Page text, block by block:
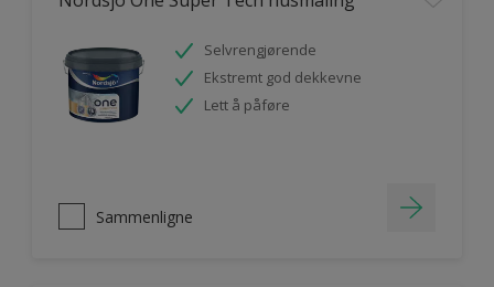
Selvrengjørende
Ekstremt god dekkevne
Lett å påføre
Sammenligne